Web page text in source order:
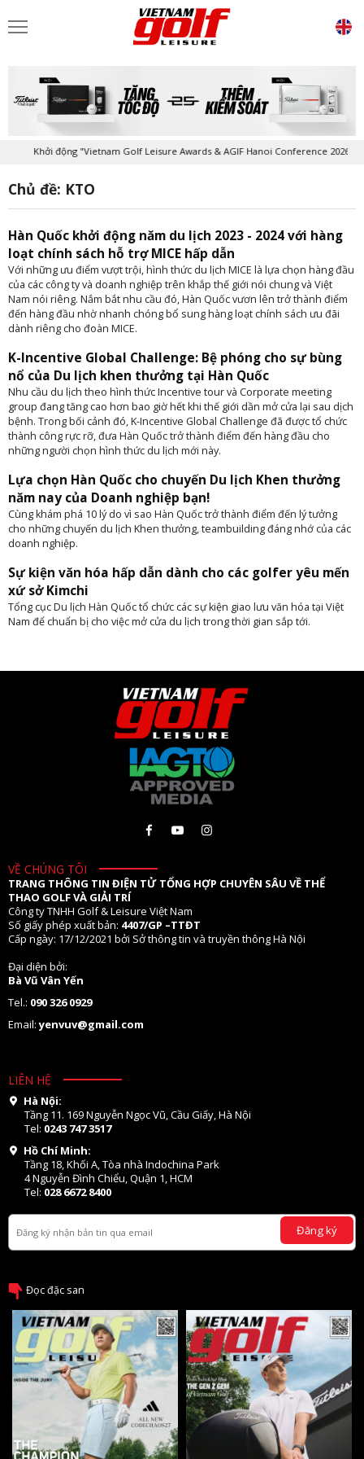
Khởi động "Vietnam Golf Leisure Awards & AGIF Hanoi Conference 2026"
Chủ đề: KTO
Hàn Quốc khởi động năm du lịch 2023 - 2024 với hàng
loạt chính sách hỗ trợ MICE hấp dẫn
Với những ưu điểm vượt trội, hình thức du lịch MICE là lựa chọn hàng đầu
của các công ty và doanh nghiệp trên khắp thế giới nói chung và Việt
Nam nói riêng. Nắm bắt nhu cầu đó, Hàn Quốc vươn lên trở thành điểm
đến hàng đầu nhờ nhanh chóng bổ sung hàng loạt chính sách ưu đãi
dành riêng cho đoàn MICE.
K-Incentive Global Challenge: Bệ phóng cho sự bùng
nổ của Du lịch khen thưởng tại Hàn Quốc
Nhu cầu du lịch theo hình thức Incentive tour và Corporate meeting
group đang tăng cao hơn bao giờ hết khi thế giới dần mở cửa lại sau dịch
bệnh. Trong bối cảnh đó, K-Incentive Global Challenge đã được tổ chức
thành công rực rỡ, đưa Hàn Quốc trở thành điểm đến hàng đầu cho
những người chọn hình thức du lịch mới này.
Lựa chọn Hàn Quốc cho chuyến Du lịch Khen thưởng
năm nay của Doanh nghiệp bạn!
Cùng khám phá 10 lý do vì sao Hàn Quốc trở thành điểm đến lý tưởng
cho những chuyến du lịch Khen thưởng, teambuilding đáng nhớ của các
doanh nghiệp.
Sự kiện văn hóa hấp dẫn dành cho các golfer yêu mến
xứ sở Kimchi
Tổng cục Du lịch Hàn Quốc tổ chức các sự kiện giao lưu văn hóa tại Việt
Nam để chuẩn bị cho việc mở cửa du lịch trong thời gian sắp tới.
VỀ CHÚNG TÔI
TRANG THÔNG TIN ĐIỆN TỬ TỔNG HỢP CHUYÊN SÂU VỀ THỂ
THAO GOLF VÀ GIẢI TRÍ
Công ty TNHH Golf & Leisure Việt Nam
Số giấy phép xuất bản: 4407/GP –TTĐT
Cấp ngày: 17/12/2021 bởi Sở thông tin và truyền thông Hà Nội
Đại diện bởi:
Bà Vũ Vân Yến
Tel.: 090 326 0929
Email:yenvuv@gmail.com
LIÊN HỆ
Hà Nội:
Tầng 11. 169 Nguyễn Ngọc Vũ, Cầu Giấy, Hà Nội
Tel: 0243 747 3517
Hồ Chí Minh:
Tầng 18, Khối A, Tòa nhà Indochina Park
4 Nguyễn Đình Chiểu, Quận 1, HCM
Tel: 028 6672 8400
Đăng ký
Đọc đặc san